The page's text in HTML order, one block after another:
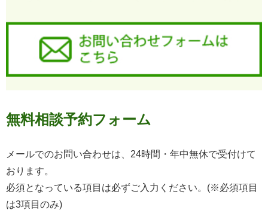
無料相談予約フォーム
メールでのお問い合わせは、24時間・年中無休で受付けて
おります。
必須となっている項目は必ずご入力ください。(※必須項目
は3項目のみ)